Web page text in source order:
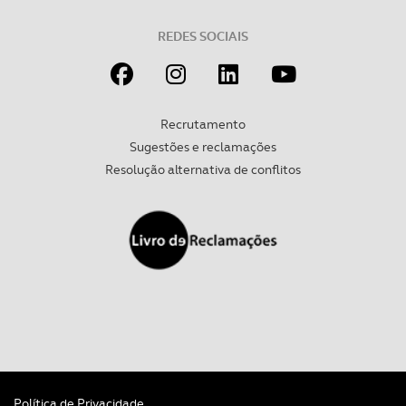
experiência de navegação no Website e nos serviços
REDES SOCIAIS
Recrutamento
Sugestões e reclamações
Resolução alternativa de conflitos